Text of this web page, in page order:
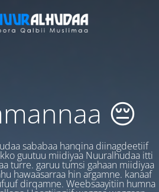
😔
sababaa hanqina diinagdeetiif
guutuu miidiyaa Nuuralhudaa itti
turre. garuu tumsi gahaan miidiyaa
hawaasarraa hin argamne. kanaaf
dirqamne. Weebsaayitiin humna